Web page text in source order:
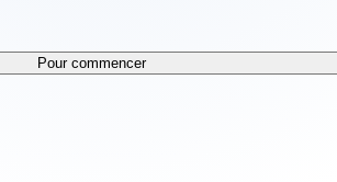
Pour commencer